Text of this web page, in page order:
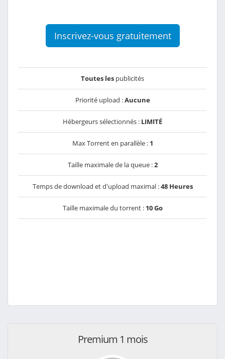
Inscrivez-vous gratuitement
Toutes les publicités
Priorité upload :Aucune
Hébergeurs sélectionnés : LIMITÉ
Max Torrent en parallèle : 1
Taille maximale de la queue :2
Temps de download et d'upload maximal :48 Heures
Taille maximale du torrent : 10 Go
Premium 1 mois